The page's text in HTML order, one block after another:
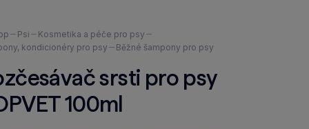
Psi
Kosmetika a péče pro psy
kondicionéry pro psy
Běžné šampony pro psy
srsti pro psy
100ml